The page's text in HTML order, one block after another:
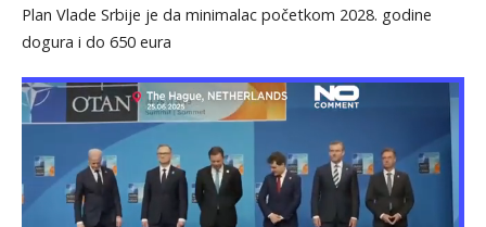
Plan Vlade Srbije je da minimalac početkom 2028. godine
dogura i do 650 eura